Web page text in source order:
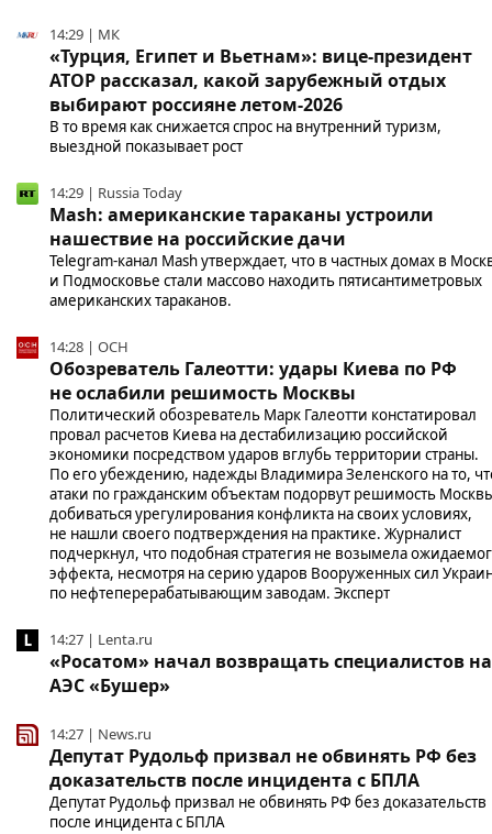
14:29 | МК
«Турция, Египет и Вьетнам»: вице-президент
АТОР рассказал, какой зарубежный отдых
выбирают россияне летом-2026
В то время как снижается спрос на внутренний туризм,
выездной показывает рост
14:29 | Russia Today
Mash: американские тараканы устроили
нашествие на российские дачи
Telegram-канал Mash утверждает, что в частных домах в
и Подмосковье стали массово находить пятисантиметровых
американских тараканов.
14:28 | ОСН
Обозреватель Галеотти: удары Киева по РФ
не ослабили решимость Москвы
Политический обозреватель Марк Галеотти констатировал
провал расчетов Киева на дестабилизацию российской
экономики посредством ударов вглубь территории страны.
По его убеждению, надежды Владимира Зеленского на то,
атаки по гражданским объектам подорвут решимость
добиваться урегулирования конфликта на своих условиях,
не нашли своего подтверждения на практике. Журналист
подчеркнул, что подобная стратегия не возымела
эффекта, несмотря на серию ударов Вооруженных сил
по нефтеперерабатывающим заводам. Эксперт
14:27 | Lenta.ru
«Росатом» начал возвращать специалистов на
АЭС «Бушер»
14:27 | News.ru
Депутат Рудольф призвал не обвинять РФ без
доказательств после инцидента с БПЛА
Депутат Рудольф призвал не обвинять РФ без доказательств
после инцидента с БПЛА